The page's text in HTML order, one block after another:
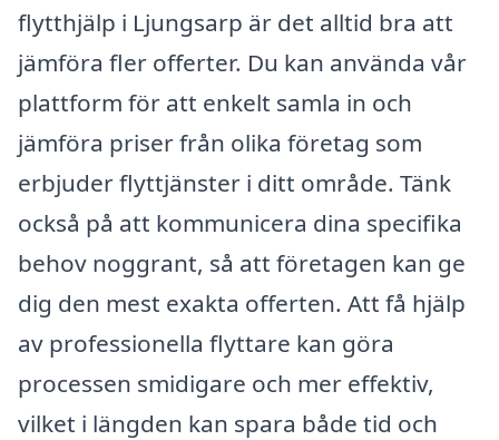
flytthjälp i Ljungsarp är det alltid bra att
jämföra fler offerter. Du kan använda vår
plattform för att enkelt samla in och
jämföra priser från olika företag som
erbjuder flyttjänster i ditt område. Tänk
också på att kommunicera dina specifika
behov noggrant, så att företagen kan ge
dig den mest exakta offerten. Att få hjälp
av professionella flyttare kan göra
processen smidigare och mer effektiv,
vilket i längden kan spara både tid och